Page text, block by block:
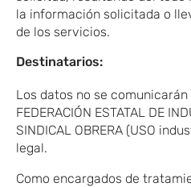
la información solicitada o
de los servicios.
Destinatarios:
Los datos no se
FEDERACIÓN ESTATAL DE
SINDICAL OBRERA (USO
legal.
Como encargados de